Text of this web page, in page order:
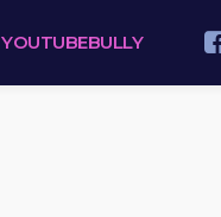
YOUTUBEBULLY